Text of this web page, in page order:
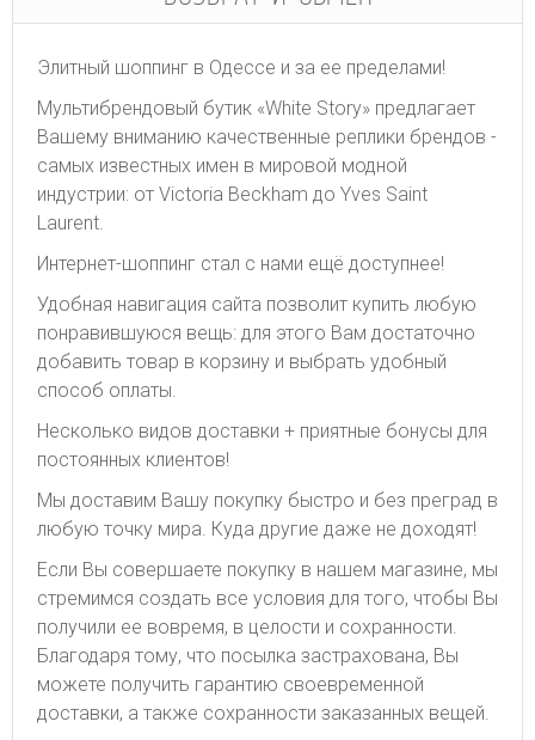
Элитный шоппинг в Одессе и за ее пределами!
Мультибрендовый бутик «White Story» предлагает
Вашему вниманию качественные реплики брендов -
самых известных имен в мировой модной
индустрии: от Victoria Beckham до Yves Saint
Laurent.
Интернет-шоппинг стал с нами ещё доступнее!
Удобная навигация сайта позволит купить любую
понравившуюся вещь: для этого Вам достаточно
добавить товар в корзину и выбрать удобный
способ оплаты.
Несколько видов доставки + приятные бонусы для
постоянных клиентов!
Мы доставим Вашу покупку быстро и без преград в
любую точку мира. Куда другие даже не доходят!
Если Вы совершаете покупку в нашем магазине, мы
стремимся создать все условия для того, чтобы Вы
получили ее вовремя, в целости и сохранности.
Благодаря тому, что посылка застрахована, Вы
можете получить гарантию своевременной
доставки, а также сохранности заказанных вещей.